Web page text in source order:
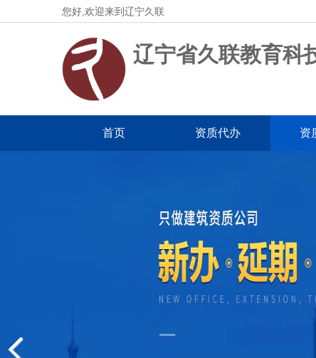
您好,欢迎来到辽宁久联
辽宁省久联教育科
首页 资质代办 资